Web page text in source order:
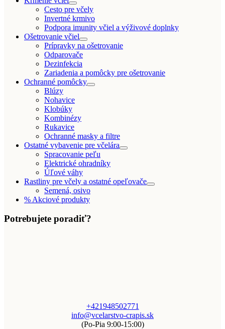
Cesto pre včely
Invertné krmivo
Podpora imunity včiel a výživové doplnky
Ošetrovanie včiel
Prípravky na ošetrovanie
Odparovače
Dezinfekcia
Zariadenia a pomôcky pre ošetrovanie
Ochranné pomôcky
Blúzy
Nohavice
Klobúky
Kombinézy
Rukavice
Ochranné masky a filtre
Ostatné vybavenie pre včelára
Spracovanie peľu
Elektrické ohradníky
Úľové váhy
Rastliny pre včely a ostatné opeľovače
Semená, osivo
% Akciové produkty
Potrebujete poradiť?
+421948502771
info@vcelarstvo-crapis.sk
(Po-Pia 9:00-15:00)